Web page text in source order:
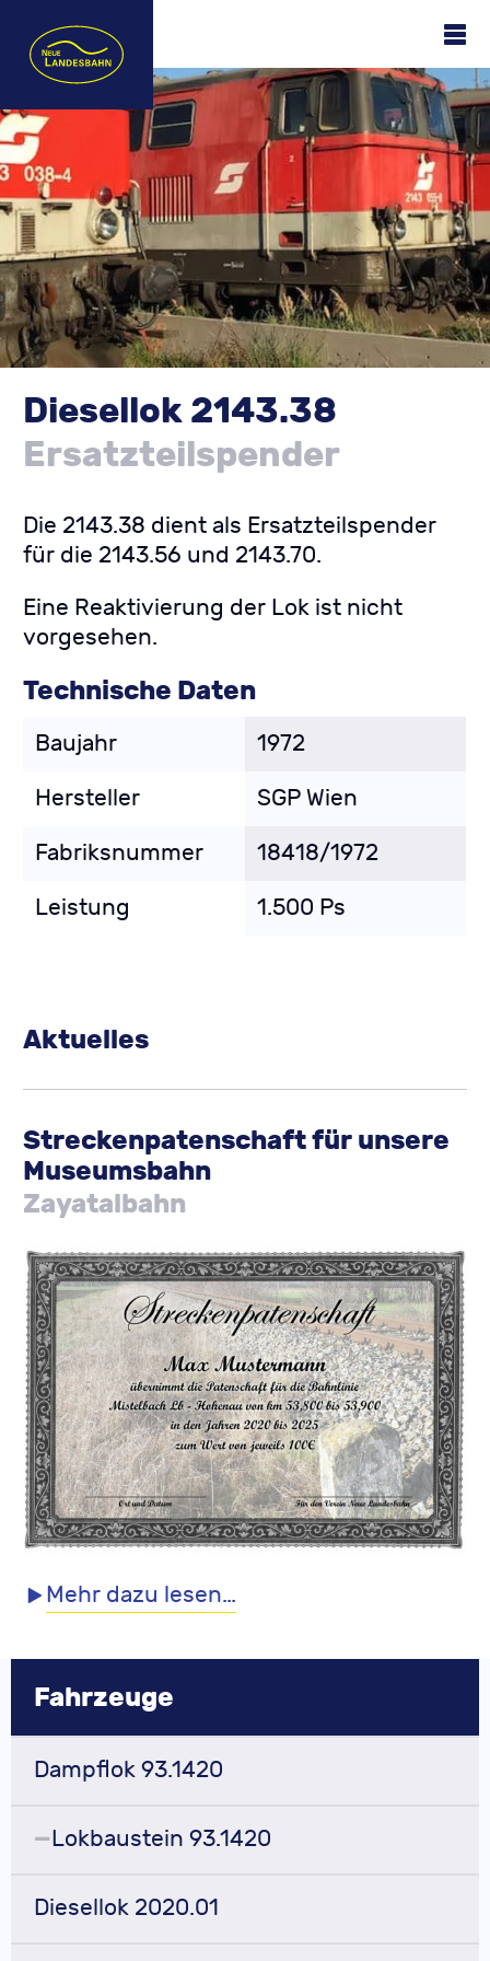
Landesbahn
Diesellok 2143.38
Ersatzteilspender
Die 2143.38 dient als Ersatzteilspender
für die 2143.56 und 2143.70.
Eine Reaktivierung der Lok ist nicht
vorgesehen.
Technische Daten
Baujahr
1972
Hersteller
SGP Wien
Fabriksnummer
18418/1972
Leistung
1.500 Ps
Aktuelles
Streckenpatenschaft für unsere
Museumsbahn
Zayatalbahn
Mehr dazu lesen…
Fahrzeuge
Dampflok 93.1420
Lokbaustein 93.1420
Diesellok 2020.01